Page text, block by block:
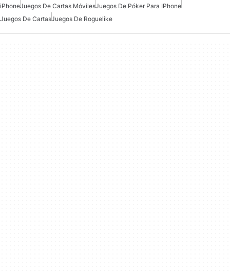
iPhoneJuegos De Cartas MóvilesJuegos De Póker Para IPhone
Juegos De CartasJuegos De Roguelike